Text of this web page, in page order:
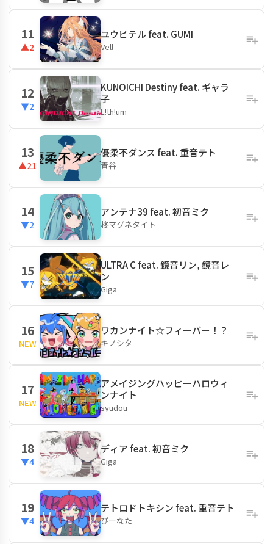
11
▲2
ユウピテル feat. GUMI
Vell
12
▼2
KUNOICHI Destiny feat. ギャラ
子
L!th!um
13
▲21
優柔不ダンス feat. 重音テト
青谷
14
▼2
アンテナ39 feat. 初音ミク
柊マグネタイト
15
▼7
ULTRA C feat. 鏡音リン, 鏡音レ
ン
Giga
16
NEW
ワカンナイト☆フィーバー！？
キノシタ
17
NEW
アメイジングハッピーハロウィ
ンナイト
syudou
18
▼4
ディア feat. 初音ミク
Giga
19
▼4
テトロドトキシン feat. 重音テト
ぴーなた